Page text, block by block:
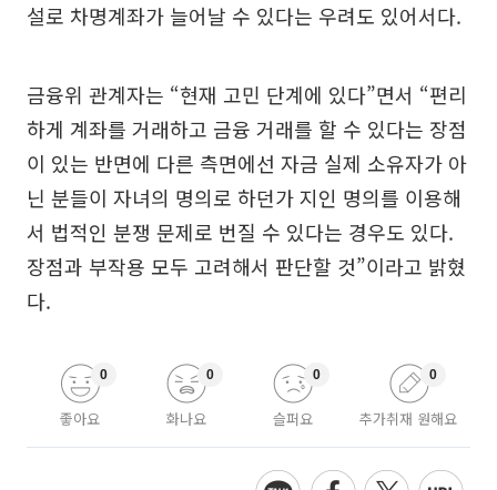
설로 차명계좌가 늘어날 수 있다는 우려도 있어서다.
금융위 관계자는 “현재 고민 단계에 있다”면서 “편리
하게 계좌를 거래하고 금융 거래를 할 수 있다는 장점
이 있는 반면에 다른 측면에선 자금 실제 소유자가 아
닌 분들이 자녀의 명의로 하던가 지인 명의를 이용해
서 법적인 분쟁 문제로 번질 수 있다는 경우도 있다.
장점과 부작용 모두 고려해서 판단할 것”이라고 밝혔
다.
좋아요
0
화나요
0
슬퍼요
0
추가취재 원해요
0